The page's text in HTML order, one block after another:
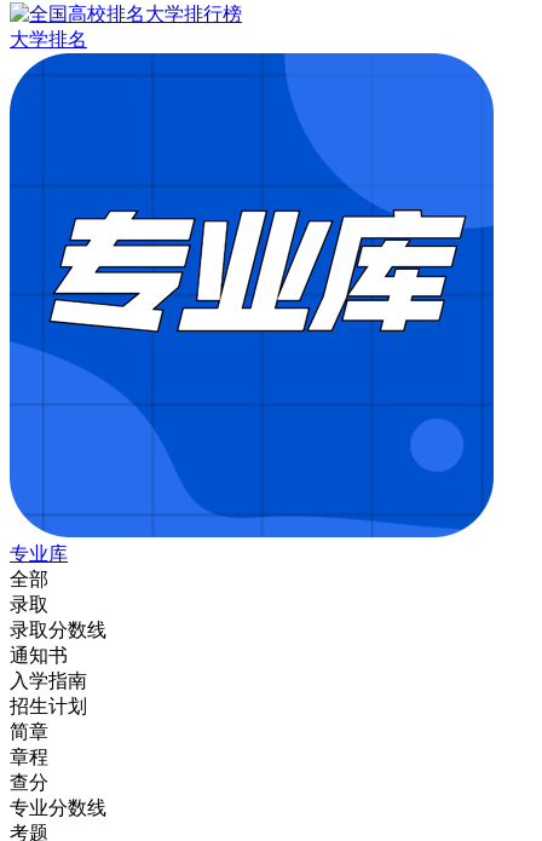
大学排名
专业库
全部
录取
录取分数线
通知书
入学指南
招生计划
简章
章程
查分
专业分数线
考题